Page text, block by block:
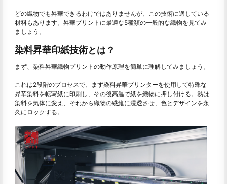
どの織物でも昇華できるわけではありませんが、この技術に適している
材料もあります。昇華プリントに最適な5種類の一般的な織物を見てみ
ましょう。
染料昇華印紙技術とは？
まず、染料昇華織物プリントの動作原理を簡単に理解してみましょう。
これは2段階のプロセスで、まず染料昇華プリンターを使用して特殊な
昇華染料を転写紙に印刷し、その後高温で紙を織物に押し付ける。熱は
染料を気体に変え、それから織物の繊維に浸透させ、色とデザインを永
久にロックする。